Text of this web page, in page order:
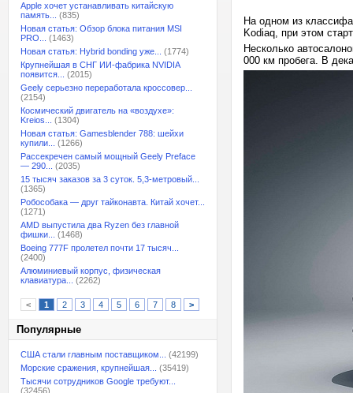
Apple хочет устанавливать китайскую
память...
(835)
Новая статья: Обзор блока питания MSI
PRO...
(1463)
Новая статья: Hybrid bonding уже...
(1774)
Крупнейшая в СНГ ИИ-фабрика NVIDIA
появится...
(2015)
Geely серьезно переработала кроссовер...
(2154)
Космический двигатель на «воздухе»:
Kreios...
(1304)
Новая статья: Gamesblender 788: шейхи
купили...
(1266)
Рассекречен самый мощный Geely Preface
— 290...
(2035)
15 тысяч заказов за 3 суток. 5,3-метровый...
(1365)
Робособака — друг тайконавта. Китай хочет...
(1271)
AMD выпустила два Ryzen без главной
фишки...
(1468)
Boeing 777F пролетел почти 17 тысяч...
(2400)
Алюминиевый корпус, физическая
клавиатура...
(2262)
< 1 2 3 4 5 6 7 8 >
Популярные
США стали главным поставщиком...
(42199)
Морские сражения, крупнейшая...
(35419)
Тысячи сотрудников Google требуют...
(32456)
На одном из
Kodiaq, при этом
Несколько
000 км пробега. В